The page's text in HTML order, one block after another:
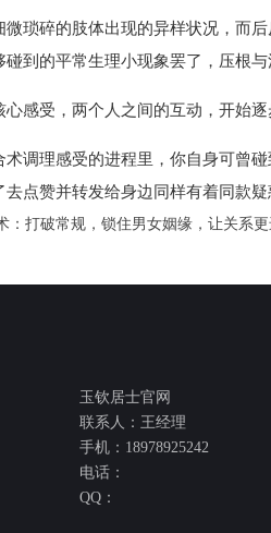
微琐碎的肢体出现的异样状况，而
到的平常生理小现象罢了，压根
感受，两个人之间的互动，开始
调理感受的进程里，你自身可曾
点赞并转发给身边同样有着同款疑
：打破常规，锁住男女姻缘，让关系
玉钦居士官网
联系人：王经理
手机：18978925242
电话：
QQ：